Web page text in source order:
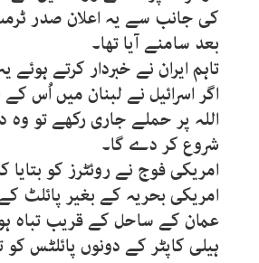
کی جانب سے یہ اعلان صدر
بعد سامنے آیا تھا۔
تاہم ایران نے خبردار کرتے ہوئے
اگر اسرائیل نے لبنان میں اُس
اللہ پر حملے جاری رکھے تو وہ
شروع کر دے گا۔
امریکی فوج نے روئٹرز کو بتایا
امریکی بحریہ کے بغیر پائلٹ
عمان کے ساحل کے قریب تباہ
ہیلی کاپٹر کے دونوں پائلٹس